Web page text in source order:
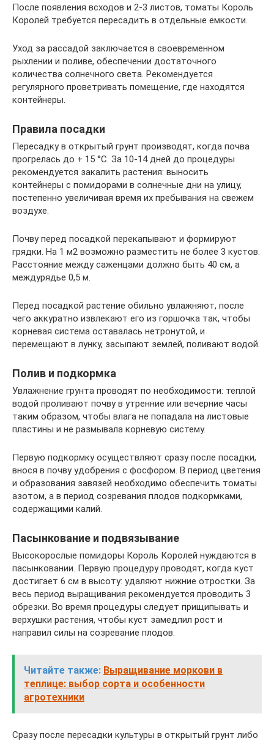
После появления всходов и 2-3 листов, томаты Король
Королей требуется пересадить в отдельные емкости.
Уход за рассадой заключается в своевременном
рыхлении и поливе, обеспечении достаточного
количества солнечного света. Рекомендуется
регулярного проветривать помещение, где находятся
контейнеры.
Правила посадки
Пересадку в открытый грунт производят, когда почва
прогрелась до + 15 °С. За 10-14 дней до процедуры
рекомендуется закалить растения: выносить
контейнеры с помидорами в солнечные дни на улицу,
постепенно увеличивая время их пребывания на свежем
воздухе.
Почву перед посадкой перекапывают и формируют
грядки. На 1 м2 возможно разместить не более 3 кустов.
Расстояние между саженцами должно быть 40 см, а
междурядье 0,5 м.
Перед посадкой растение обильно увлажняют, после
чего аккуратно извлекают его из горшочка так, чтобы
корневая система оставалась нетронутой, и
перемещают в лунку, засыпают землей, поливают водой.
Полив и подкормка
Увлажнение грунта проводят по необходимости: теплой
водой проливают почву в утренние или вечерние часы
таким образом, чтобы влага не попадала на листовые
пластины и не размывала корневую систему.
Первую подкормку осуществляют сразу после посадки,
внося в почву удобрения с фосфором. В период цветения
и образования завязей необходимо обеспечить томаты
азотом, а в период созревания плодов подкормками,
содержащими калий.
Пасынкование и подвязывание
Высокорослые помидоры Король Королей нуждаются в
пасынковании. Первую процедуру проводят, когда куст
достигает 6 см в высоту: удаляют нижние отростки. За
весь период выращивания рекомендуется проводить 3
обрезки. Во время процедуры следует прищипывать и
верхушки растения, чтобы куст замедлил рост и
направил силы на созревание плодов.
Читайте также: Выращивание моркови в
теплице: выбор сорта и особенности
агротехники
Сразу после пересадки культуры в открытый грунт либо